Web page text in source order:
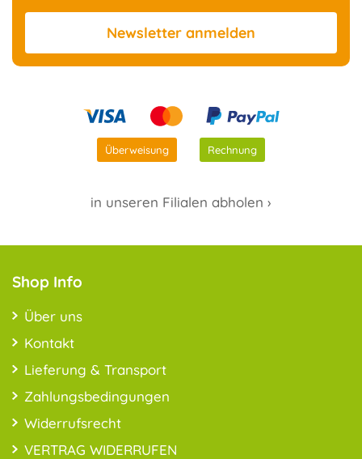
Newsletter anmelden
Überweisung Rechnung
in unseren Filialen abholen ›
Shop Info
Über uns
Kontakt
Lieferung & Transport
Zahlungsbedingungen
Widerrufsrecht
VERTRAG WIDERRUFEN